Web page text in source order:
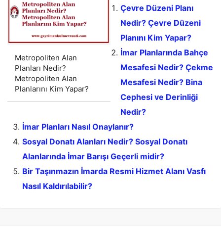
Metropoliten Alan
Planları Nedir?
Metropoliten Alan
Planlarını Kim Yapar?
Çevre Düzeni Planı
Nedir? Çevre Düzeni
Planını Kim Yapar?
İmar Planlarında Bahçe
Mesafesi Nedir? Çekme
Mesafesi Nedir? Bina
Cephesi ve Derinliği
Nedir?
İmar Planları Nasıl Onaylanır?
Sosyal Donatı Alanları Nedir? Sosyal Donatı
Alanlarında İmar Barışı Geçerli midir?
Bir Taşınmazın İmarda Resmi Hizmet Alanı Vasfı
Nasıl Kaldırılabilir?